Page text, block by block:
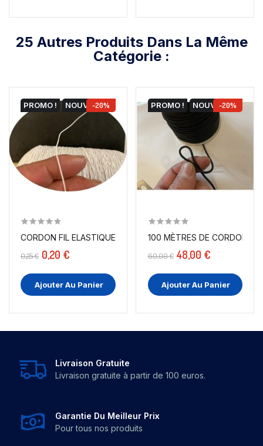
25 Autres Produits Dans La Même
Catégorie :
PROMO ! NOUVEAU
-20%
CORDON FIL ELASTIQUE BLANC EN 1MM A COUDRE
0,25 € 0,20 €
Ajouter Au Panier
PROMO ! NOUVEAU
-20%
60,00 € 48,00 €
Ajouter Au Panier
Livraison Gratuite
Livraison gratuite à partir de 100 euros.
Garantie Du Meilleur Prix
Pour tous nos produits